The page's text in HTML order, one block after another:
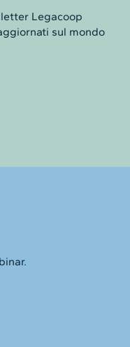
Legacoop
sul mondo